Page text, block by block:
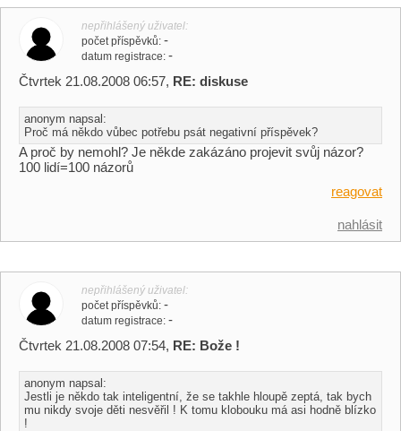
nepřihlášený uživatel
počet příspěvků -
datum registrace -
Čtvrtek 21.08.2008 06:57, RE: diskuse
anonym napsal:
Proč má někdo vůbec potřebu psát negativní příspěvek?
A proč by nemohl? Je někde zakázáno projevit svůj názor?
100 lidí=100 názorů
reagovat
nahlásit
nepřihlášený uživatel
počet příspěvků -
datum registrace -
Čtvrtek 21.08.2008 07:54, RE: Bože !
anonym napsal:
Jestli je někdo tak inteligentní, že se takhle hloupě zeptá, tak bych
mu nikdy svoje děti nesvěřil ! K tomu klobouku má asi hodně blízko
!